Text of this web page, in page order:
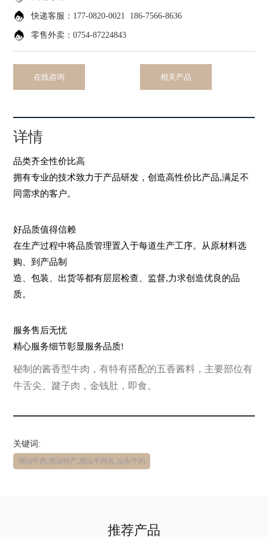
快递客服 ：177-0820-0021 186-7566-8636
零售外卖 ：0754-87224843
在线咨询 相关产品
详情
品类齐全性价比高
拥有专业的技术致力于产品研发，创造高性价比产品,满足不
同需求的客户。
好品质值得信赖
在生产过程中将品质管理置入于每道生产工序。从原材料选
购、到产品制
造、包装、出货等都有层层检查、监督,力求创造优良的品
质。
服务售后无忧
精心服务细节彰显服务品质!
秘制的酱香型牛肉，有特有搭配的五香酱料，主要部位有
牛舌尖、踺子肉，金钱肚，即食。
关键词:
潮汕牛肉,潮汕特产,潮汕牛肉丸,汕头牛肉
推荐产品